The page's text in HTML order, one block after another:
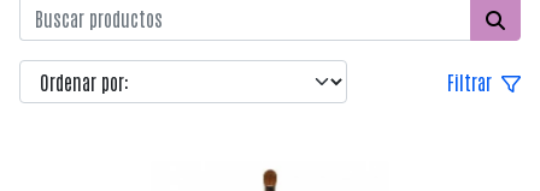
Filtrar